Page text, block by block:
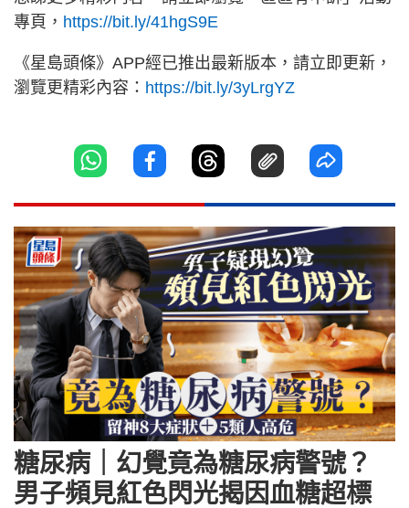
專頁， https://bit.ly/41hgS9E
《星島頭條》APP經已推出最新版本，請立即更新，
瀏覽更精彩內容： https://bit.ly/3yLrgYZ
糖尿病｜幻覺竟為糖尿病警號？
男子頻見紅色閃光揭因血糖超標